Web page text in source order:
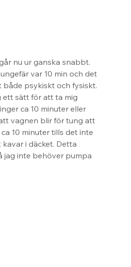
nu ur ganska snabbt.
var 10 min och det
psykiskt och fysiskt.
ett sätt för att ta mig
ca 10 minuter eller
vagnen blir för tung att
10 minuter tills det inte
i däcket. Detta
jag inte behöver pumpa